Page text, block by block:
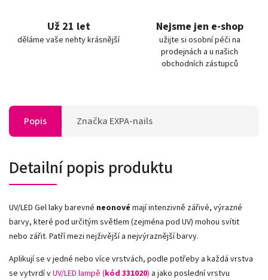
Už 21 let
děláme vaše nehty krásnější
Nejsme jen e-shop
užijte si osobní péči na
prodejnách a u našich
obchodních zástupců
Popis Značka EXPA-nails
Detailní popis produktu
UV/LED Gel laky barevné neonové mají intenzivně zářivé, výrazné
barvy, které pod určitým světlem (zejména pod UV) mohou svítit
nebo zářit. Patří mezi nejživější a nejvýraznější barvy.
Aplikují se v jedné nebo více vrstvách, podle potřeby a každá vrstva
se vytvrdí vUV/LED lampě (kód 331020) a jako poslední vrstvu